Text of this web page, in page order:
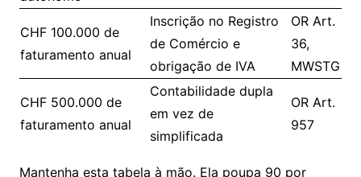
CHF 100.000 de
faturamento anual
Inscrição no Registro
de Comércio e
obrigação de IVA
OR Art.
36,
MWSTG
CHF 500.000 de
faturamento anual
Contabilidade dupla
em vez de
simplificada
OR Art.
957
Mantenha esta tabela à mão. Ela poupa 90 por